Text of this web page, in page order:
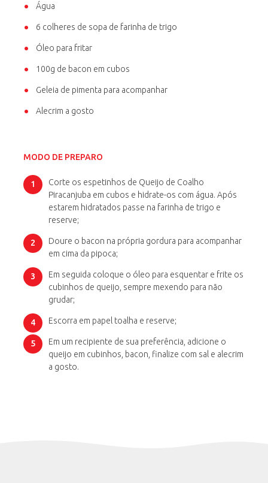
Água
6 colheres de sopa de farinha de trigo
Óleo para fritar
100g de bacon em cubos
Geleia de pimenta para acompanhar
Alecrim a gosto
MODO DE PREPARO
Corte os espetinhos de Queijo de Coalho
Piracanjuba em cubos e hidrate-os com água. Após
estarem hidratados passe na farinha de trigo e
reserve;
Doure o bacon na própria gordura para acompanhar
em cima da pipoca;
Em seguida coloque o óleo para esquentar e frite os
cubinhos de queijo, sempre mexendo para não
grudar;
Escorra em papel toalha e reserve;
Em um recipiente de sua preferência, adicione o
queijo em cubinhos, bacon, finalize com sal e alecrim
a gosto.